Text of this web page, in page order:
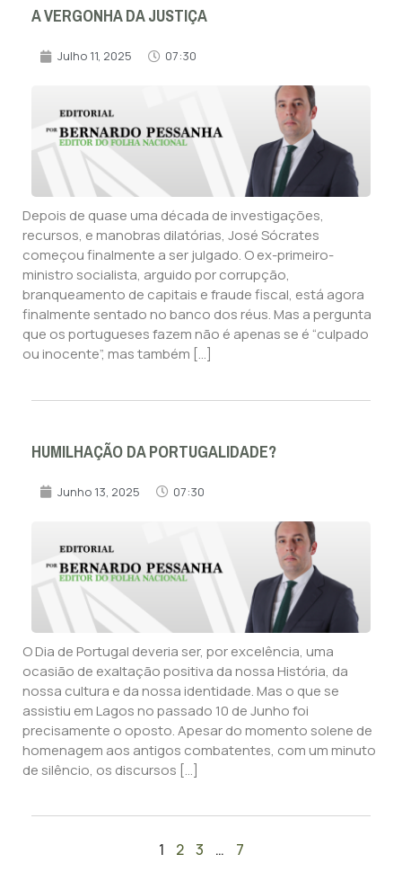
A VERGONHA DA JUSTIÇA
Julho 11, 2025 07:30
Depois de quase uma década de investigações,
recursos, e manobras dilatórias, José Sócrates
começou finalmente a ser julgado. O ex-primeiro-
ministro socialista, arguido por corrupção,
branqueamento de capitais e fraude fiscal, está agora
finalmente sentado no banco dos réus. Mas a pergunta
que os portugueses fazem não é apenas se é “culpado
ou inocente”, mas também […]
HUMILHAÇÃO DA PORTUGALIDADE?
Junho 13, 2025 07:30
O Dia de Portugal deveria ser, por excelência, uma
ocasião de exaltação positiva da nossa História, da
nossa cultura e da nossa identidade. Mas o que se
assistiu em Lagos no passado 10 de Junho foi
precisamente o oposto. Apesar do momento solene de
homenagem aos antigos combatentes, com um minuto
de silêncio, os discursos […]
1 2 3 … 7